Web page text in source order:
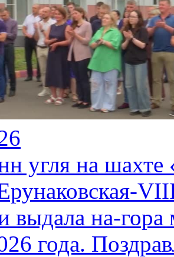
угля на
выдала на-
года.